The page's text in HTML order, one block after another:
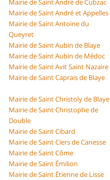
Mairie de Saint André de Cubzac
Mairie de Saint André et Appelles
Mairie de Saint Antoine du
Queyret
Mairie de Saint Aubin de Blaye
Mairie de Saint Aubin de Médoc
Mairie de Saint Avit Saint Nazaire
Mairie de Saint Caprais de Blaye
Mairie de Saint Christoly de Blaye
Mairie de Saint Christophe de
Double
Mairie de Saint Cibard
Mairie de Saint Ciers de Canesse
Mairie de Saint Côme
Mairie de Saint Émilion
Mairie de Saint Étienne de Lisse